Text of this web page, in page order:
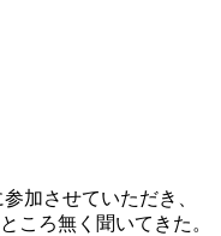
加させていただき、
ころ無く聞いてきた。